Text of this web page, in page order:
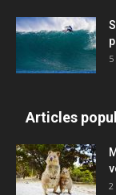
Articles
2